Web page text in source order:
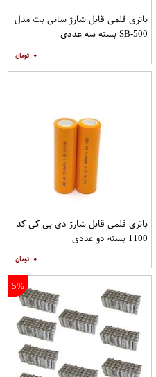
باتری قلمی قابل شارژ سانی بت مدل
SB-500 بسته سه عددی
۰
باتری قلمی قابل شارژ دی بی کی کد
1100 بسته دو عددی
۰
5%